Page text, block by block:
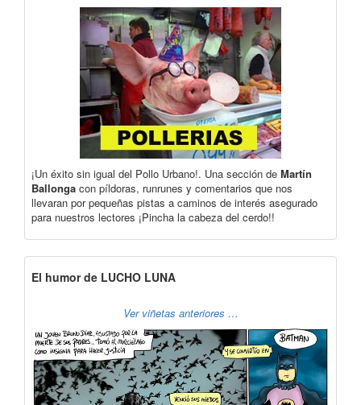
¡Un éxito sin igual del Pollo Urbano!. Una sección de Martín
Ballonga con píldoras, runrunes y comentarios que nos
llevaran por pequeñas pistas a caminos de interés asegurado
para nuestros lectores ¡Pincha la cabeza del cerdo!!
El humor de LUCHO LUNA
Ver viñetas anteriores …